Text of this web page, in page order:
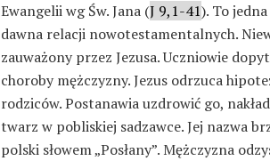
Ewangelii wg Św. Jana (J 9,1-41). To
dawna relacji nowotestamentalnych.
zauważony przez Jezusa. Uczniowie
choroby mężczyzny. Jezus odrzuca
rodziców. Postanawia uzdrowić go,
twarz w pobliskiej sadzawce. Jej nazwa
polski słowem „Posłany”. Mężczyzna